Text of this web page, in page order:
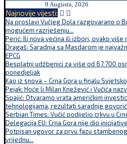
9 Augusta, 2026
Najnovije vijesti:
Na proslavi Vučjeg Dola razgovarano o
mogućem razrješenju...
Perić: Ili nova većina ili izbori, ovako više
Dragaš: Saradnja sa Masdarom je
EPCG
Besplatni udžbenici za više od 67.700
ponedjeljak
Kao iz snova – Crna Gora u finalu
Pejak: Hoće li Milan Knežević i Vučića
Spajić: Otvaramo vrata američkim
tehnologijama, rezultati saradnje
Serbian Times: Vučić podijelio crkvu u
Delegacija EU: Crna Gora nije dio
Potpisan ugovor za prvu fazu
vrijednu...